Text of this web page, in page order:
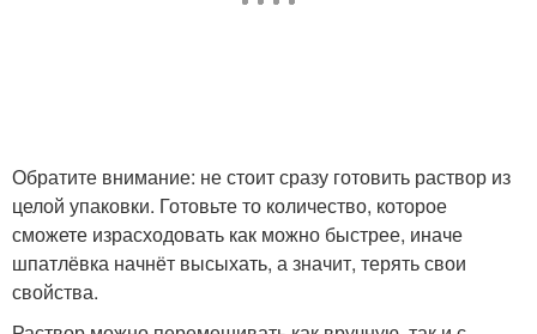
Обратите внимание: не стоит сразу готовить раствор из
целой упаковки. Готовьте то количество, которое
сможете израсходовать как можно быстрее, иначе
шпатлёвка начнёт высыхать, а значит, терять свои
свойства.